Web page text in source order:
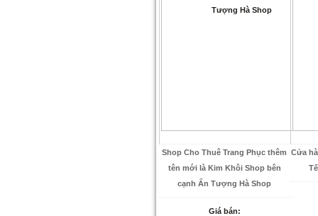
Shop Cho Thuê Trang Phục thêm
tên mới là Kim Khôi Shop bên
cạnh Ấn Tượng Hà Shop
Giá bán:
Cửa